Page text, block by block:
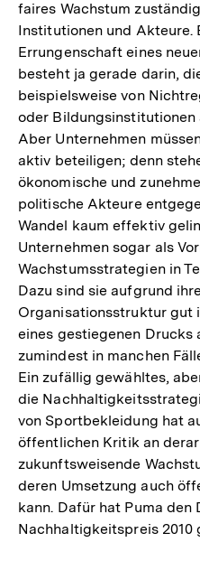
faires Wachstum
Institutionen und Akteure.
Errungenschaft eines
besteht ja gerade darin,
beispielsweise von
oder Bildungsinstitutionen
Aber Unternehmen
aktiv beteiligen; denn
ökonomische und
politische Akteure
Wandel kaum effektiv
Unternehmen sogar als
Wachstumsstrategien in
Dazu sind sie aufgrund
Organisationsstruktur gut
eines gestiegenen
zumindest in manchen
Ein zufällig gewähltes,
die
von Sportbekleidung hat
öffentlichen Kritik an
zukunftsweisende
deren Umsetzung auch
kann. Dafür hat Puma den
Nachhaltigkeitspreis 2010